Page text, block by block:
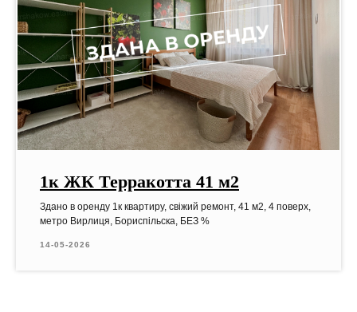
1к ЖК Терракотта 41 м2
Здано в оренду 1к квартиру, свіжий ремонт, 41 м2, 4 поверх,
метро Вирлиця, Бориспільска, БЕЗ %
14-05-2026